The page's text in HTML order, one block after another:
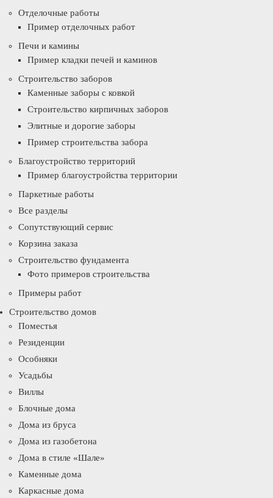
Отделочные работы
Пример отделочных работ
Печи и камины
Пример кладки печей и каминов
Строительство заборов
Каменные заборы с ковкой
Строительство кирпичных заборов
Элитные и дорогие заборы
Пример строительства забора
Благоустройство территорий
Пример благоустройства территории
Паркетные работы
Все разделы
Сопутствующий сервис
Корзина заказа
Строительство фундамента
Фото примеров строительства
Примеры работ
Строительство домов
Поместья
Резиденции
Особняки
Усадьбы
Виллы
Блочные дома
Дома из бруса
Дома из газобетона
Дома в стиле «Шале»
Каменные дома
Каркасные дома